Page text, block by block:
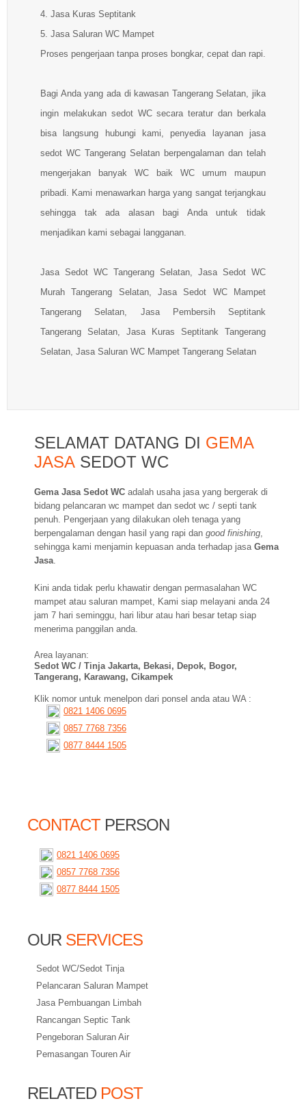
4. Jasa Kuras Septitank
5. Jasa Saluran WC Mampet
Proses pengerjaan tanpa proses bongkar, cepat dan rapi.
Bagi Anda yang ada di kawasan Tangerang Selatan, jika
ingin melakukan sedot WC secara teratur dan berkala
bisa langsung hubungi kami, penyedia layanan jasa
sedot WC Tangerang Selatan berpengalaman dan telah
mengerjakan banyak WC baik WC umum maupun
pribadi. Kami menawarkan harga yang sangat terjangkau
sehingga tak ada alasan bagi Anda untuk tidak
menjadikan kami sebagai langganan.
Jasa Sedot WC Tangerang Selatan, Jasa Sedot WC
Murah Tangerang Selatan, Jasa Sedot WC Mampet
Tangerang Selatan, Jasa Pembersih Septitank
Tangerang Selatan, Jasa Kuras Septitank Tangerang
Selatan, Jasa Saluran WC Mampet Tangerang Selatan
SELAMAT DATANG DI GEMA
JASA SEDOT WC
Gema Jasa Sedot WC adalah usaha jasa yang bergerak di
bidang pelancaran wc mampet dan sedot wc / septi tank
penuh. Pengerjaan yang dilakukan oleh tenaga yang
berpengalaman dengan hasil yang rapi dan good finishing
sehingga kami menjamin kepuasan anda terhadap jasa Gema
Jasa
Kini anda tidak perlu khawatir dengan permasalahan WC
mampet atau saluran mampet, Kami siap melayani anda 24
jam 7 hari seminggu, hari libur atau hari besar tetap siap
menerima panggilan anda.
Area layanan:
Sedot WC / Tinja Jakarta, Bekasi, Depok, Bogor,
Tangerang, Karawang, Cikampek
Klik nomor untuk menelpon dari ponsel anda atau WA :
0821 1406 0695
0857 7768 7356
0877 8444 1505
CONTACTPERSON
0821 1406 0695
0857 7768 7356
0877 8444 1505
OUR SERVICES
Sedot WC/Sedot Tinja
Pelancaran Saluran Mampet
Jasa Pembuangan Limbah
Rancangan Septic Tank
Pengeboran Saluran Air
Pemasangan Touren Air
RELATED POST